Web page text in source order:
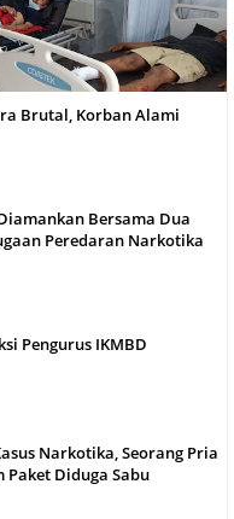
Brutal, Korban Alami
Bersama Dua
Peredaran Narkotika
Pengurus IKMBD
Narkotika, Seorang Pria
Paket Diduga Sabu